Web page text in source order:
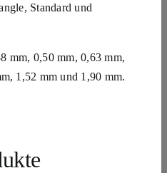
Standard und
mm, 0,50 mm, 0,63 mm,
1,52 mm und 1,90 mm.